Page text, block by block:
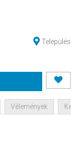
Település
Vélemények